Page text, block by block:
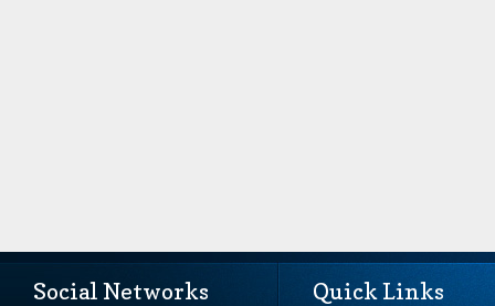
Social Networks Quick Links